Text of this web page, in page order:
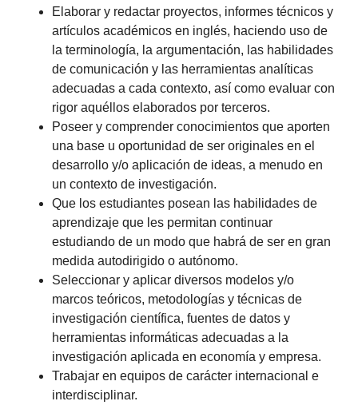
Elaborar y redactar proyectos, informes técnicos y
artículos académicos en inglés, haciendo uso de
la terminología, la argumentación, las habilidades
de comunicación y las herramientas analíticas
adecuadas a cada contexto, así como evaluar con
rigor aquéllos elaborados por terceros.
Poseer y comprender conocimientos que aporten
una base u oportunidad de ser originales en el
desarrollo y/o aplicación de ideas, a menudo en
un contexto de investigación.
Que los estudiantes posean las habilidades de
aprendizaje que les permitan continuar
estudiando de un modo que habrá de ser en gran
medida autodirigido o autónomo.
Seleccionar y aplicar diversos modelos y/o
marcos teóricos, metodologías y técnicas de
investigación científica, fuentes de datos y
herramientas informáticas adecuadas a la
investigación aplicada en economía y empresa.
Trabajar en equipos de carácter internacional e
interdisciplinar.